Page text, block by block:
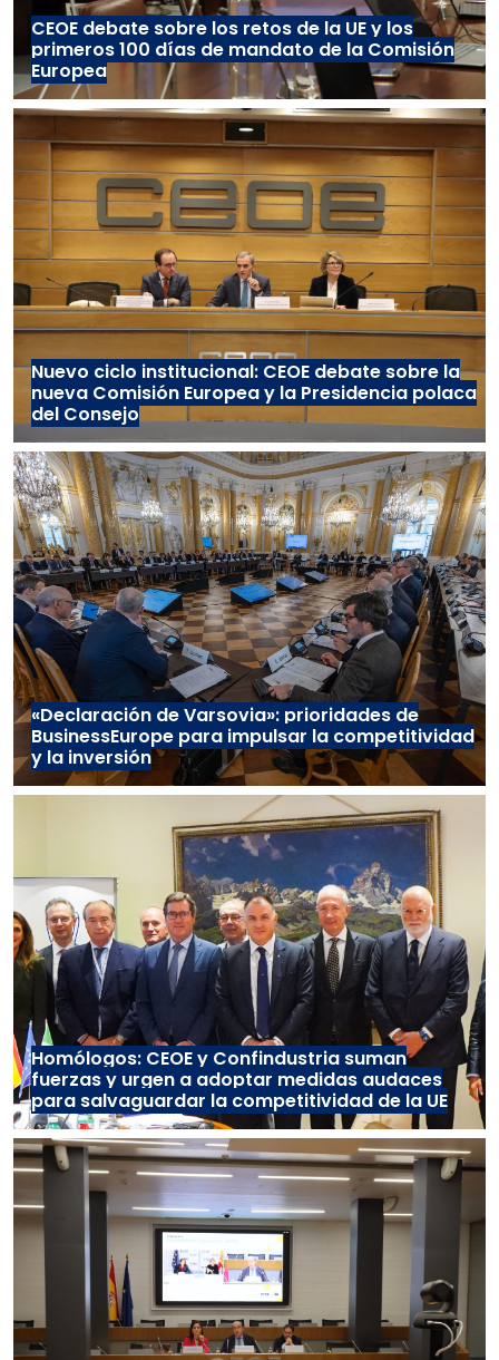
CEOE debate sobre los retos de la UE y los
primeros 100 días de mandato de la Comisión
Europea
Nuevo ciclo institucional: CEOE debate sobre la
nueva Comisión Europea y la Presidencia polaca
del Consejo
«Declaración de Varsovia»: prioridades de
BusinessEurope para impulsar la competitividad
y la inversión
Homólogos: CEOE y Confindustria suman
fuerzas y urgen a adoptar medidas audaces
para salvaguardar la competitividad de la UE